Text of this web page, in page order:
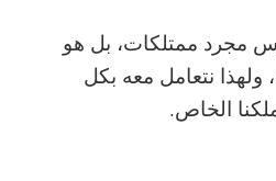
مجرد ممتلكات، بل هو
ولهذا نتعامل معه بكل
الخاص.